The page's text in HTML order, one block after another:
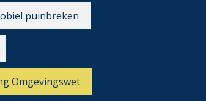
puinbreken
Omgevingswet